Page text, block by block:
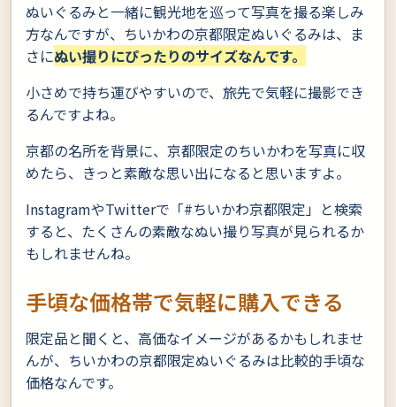
ぬいぐるみと一緒に観光地を巡って写真を撮る楽しみ
方なんですが、ちいかわの京都限定ぬいぐるみは、ま
さにぬい撮りにぴったりのサイズなんです。
小さめで持ち運びやすいので、旅先で気軽に撮影でき
るんですよね。
京都の名所を背景に、京都限定のちいかわを写真に収
めたら、きっと素敵な思い出になると思いますよ。
InstagramやTwitterで「#ちいかわ京都限定」と検索
すると、たくさんの素敵なぬい撮り写真が見られるか
もしれませんね。
手頃な価格帯で気軽に購入できる
限定品と聞くと、高価なイメージがあるかもしれませ
んが、ちいかわの京都限定ぬいぐるみは比較的手頃な
価格なんです。